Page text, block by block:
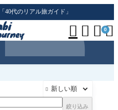
40代のリアル旅ガイド」
   0

絞り込み